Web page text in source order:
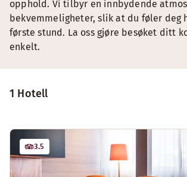
1 Hotell
3.5
opphold. Vi tilbyr en innbydende
bekvemmeligheter, slik at du føler deg
første stund. La oss gjøre besøket ditt
enkelt.